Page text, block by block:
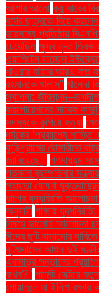
আশার আলো ক্যান্সারের
বর্ষের ছাত্রকে বিয়ে
ভারসাম্য প্রতিষ্ঠায়
চেয়েছিল ক্ষুদ্র নৃ-তাত্বিক
ওয়াশিংটন যাচ্ছেন
খাওয়ার বাইরে আরও কত
রহমানকে খালাস'' খালেদা
স্থাপনা:
করপোরেশনের সাবেক
সদস্যকে কুপিয়ে হত্যা
ধর্ষকের ‘প্রকাশ্যে
কুড়িগ্রামের রৌমারীতে
জানিয়েছে। গণমাধ্যম
গতকাল বৃহস্পতিবার সন্ধ্যায়
সহায়তা ঘোষণা
ধাপের যুদ্ধবিরতি
অনুযায়ী গাজায়
বিষয়ে ভালোই আলোচনা
ঈদের ছুটি বাড়ানোর
ঝুটগুদামের আগুন দুই ঘণ্টার
একমাত্র সন্তানের
কখন?" গার্মেন্ট সেক্টরে
গোয়ালন্দে মা ইলিশ রক্ষায়